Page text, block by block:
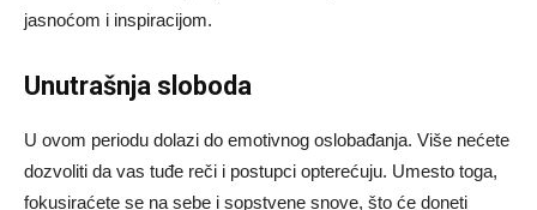
jasnoćom i inspiracijom.
Unutrašnja sloboda
U ovom periodu dolazi do emotivnog oslobađanja. Više nećete
dozvoliti da vas tuđe reči i postupci opterećuju. Umesto toga,
fokusiraćete se na sebe i sopstvene snove, što će doneti